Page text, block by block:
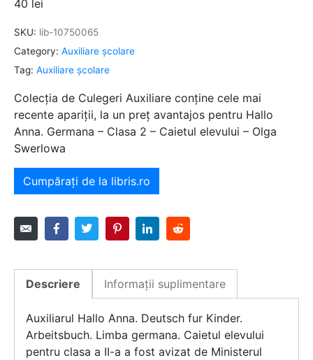
40 lei
SKU: lib-10750065
Category: Auxiliare şcolare
Tag: Auxiliare şcolare
Colecția de Culegeri Auxiliare conține cele mai
recente apariții, la un preț avantajos pentru Hallo
Anna. Germana – Clasa 2 – Caietul elevului – Olga
Swerlowa
Cumpărați de la libris.ro
Descriere Informații suplimentare
Auxiliarul Hallo Anna. Deutsch fur Kinder.
Arbeitsbuch. Limba germana. Caietul elevului
pentru clasa a II-a a fost avizat de Ministerul